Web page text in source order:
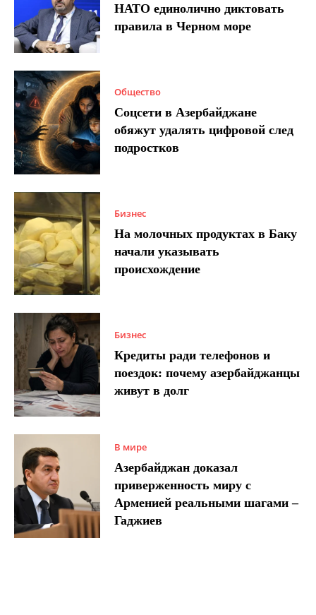
НАТО единолично диктовать
правила в Черном море
Общество
Соцсети в Азербайджане
обяжут удалять цифровой след
подростков
Бизнес
На молочных продуктах в Баку
начали указывать
происхождение
Бизнес
Кредиты ради телефонов и
поездок: почему азербайджанцы
живут в долг
В мире
Азербайджан доказал
приверженность миру с
Арменией реальными шагами –
Гаджиев